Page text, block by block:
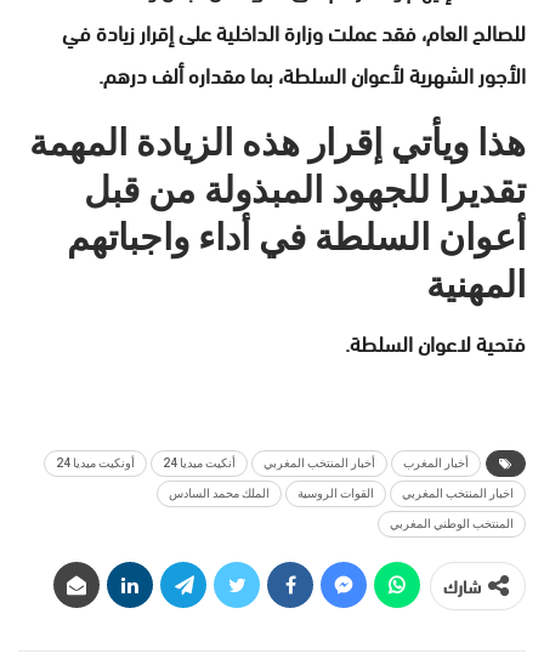
للصالح العام، فقد عملت وزارة الداخلية على إقرار زيادة في
الأجور الشهرية لأعوان السلطة، بما مقداره ألف درهم.
هذا ويأتي إقرار هذه الزيادة المهمة
تقديرا للجهود المبذولة من قبل
أعوان السلطة في أداء واجباتهم
المهنية
فتحية لاعوان السلطة.
أخبار المغرب أخبار المنتخب المغربي أنكيت ميديا 24 أونكيت ميديا 24
اخبار المنتخب المغربي القوات الروسية الملك محمد السادس
المنتخب الوطني المغربي
شارك